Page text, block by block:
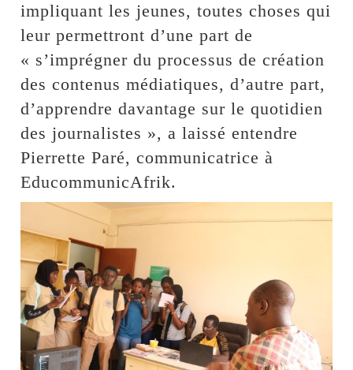
impliquant les jeunes, toutes choses qui
leur permettront d’une part de
« s’imprégner du processus de création
des contenus médiatiques, d’autre part,
d’apprendre davantage sur le quotidien
des journalistes », a laissé entendre
Pierrette Paré, communicatrice à
EducommunicAfrik.